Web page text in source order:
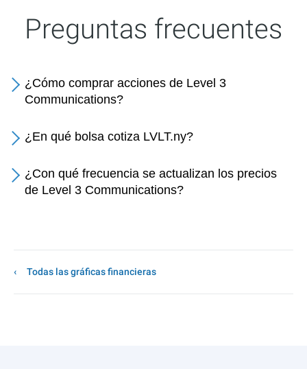
Preguntas frecuentes
¿Cómo comprar acciones de Level 3
Communications?
¿En qué bolsa cotiza LVLT.ny?
¿Con qué frecuencia se actualizan los precios
de Level 3 Communications?
Todas las gráficas financieras